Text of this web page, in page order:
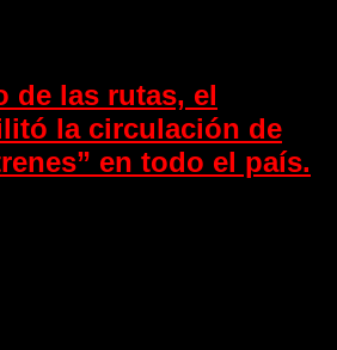
de las rutas, el
la circulación de
en todo el país.